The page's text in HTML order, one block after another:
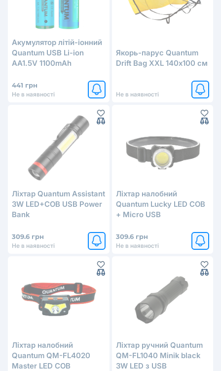
Акумулятор літій-іонний
Quantum USB Li-ion
AA1.5V 1100mAh
441 грн
Не в наявності
Якорь-парус Quantum
Drift Bag XXL 140х100 см
Не в наявності
Ліхтар Quantum Assistant
3W LED+COB USB Power
Bank
309.6 грн
Не в наявності
Ліхтар налобний
Quantum Lucky LED COB
+ Мicro USB
309.6 грн
Не в наявності
Ліхтар налобний
Quantum QM-FL4020
Master LED COB
Ліхтар ручний Quantum
QM-FL1040 Minik black
3W LED з USB